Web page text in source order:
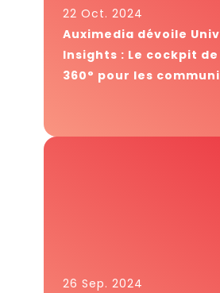
22 Oct. 2024
Auximedia dévoile
Insights : Le cockpit
360° pour les
26 Sep. 2024